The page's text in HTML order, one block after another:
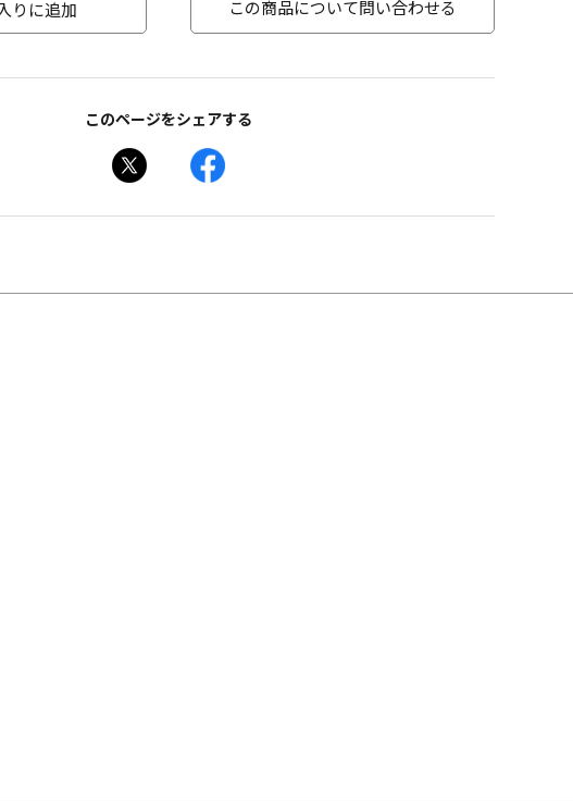
りに追加 この商品について問い合わせる
このページをシェアする